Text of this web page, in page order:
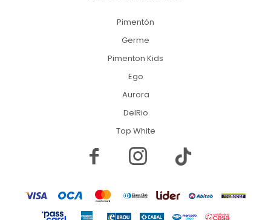
Pimentón
Germe
Pimenton Kids
Ego
Aurora
DelRio
Top White
 